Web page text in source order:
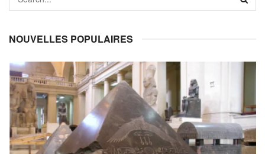
NOUVELLES POPULAIRES